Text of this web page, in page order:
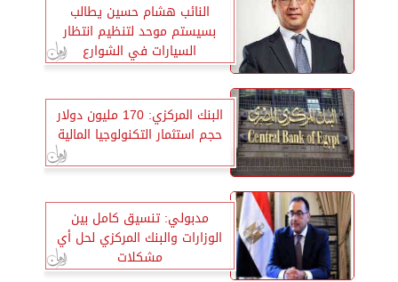
النائب هشام حسين يطالب
بسيستم موحد لتنظيم انتظار
السيارات في الشوارع
البنك المركزي: 170 مليون دولار
حجم استثمار التكنولوجيا المالية
مدبولي: تنسيق كامل بين
الوزارات والبنك المركزي لحل أي
مشكلات